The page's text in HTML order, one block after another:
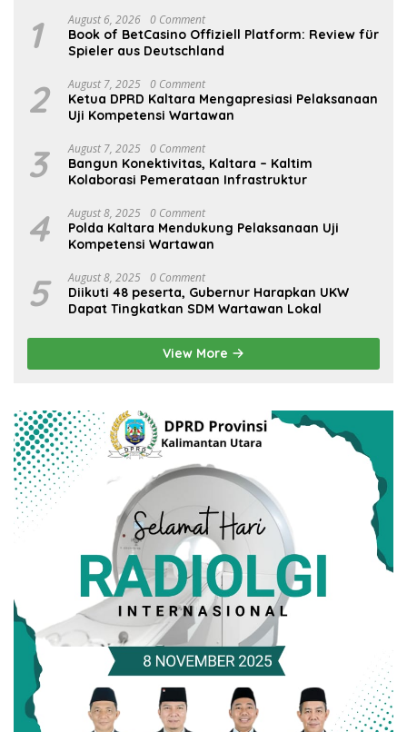
1 August 6, 2026 0 Comment
Book of BetCasino Offiziell Platform: Review für
Spieler aus Deutschland
2 August 7, 2025 0 Comment
Ketua DPRD Kaltara Mengapresiasi Pelaksanaan
Uji Kompetensi Wartawan
3 August 7, 2025 0 Comment
Bangun Konektivitas, Kaltara – Kaltim
Kolaborasi Pemerataan Infrastruktur
4 August 8, 2025 0 Comment
Polda Kaltara Mendukung Pelaksanaan Uji
Kompetensi Wartawan
5 August 8, 2025 0 Comment
Diikuti 48 peserta, Gubernur Harapkan UKW
Dapat Tingkatkan SDM Wartawan Lokal
View More